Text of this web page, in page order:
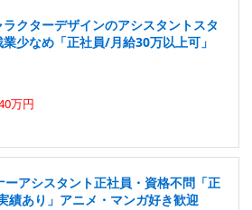
クターデザインのアシスタントスタ
少なめ「正社員/月給30万以上可」
万円
アシスタント正社員・資格不問「正
績あり」アニメ・マンガ好き歓迎